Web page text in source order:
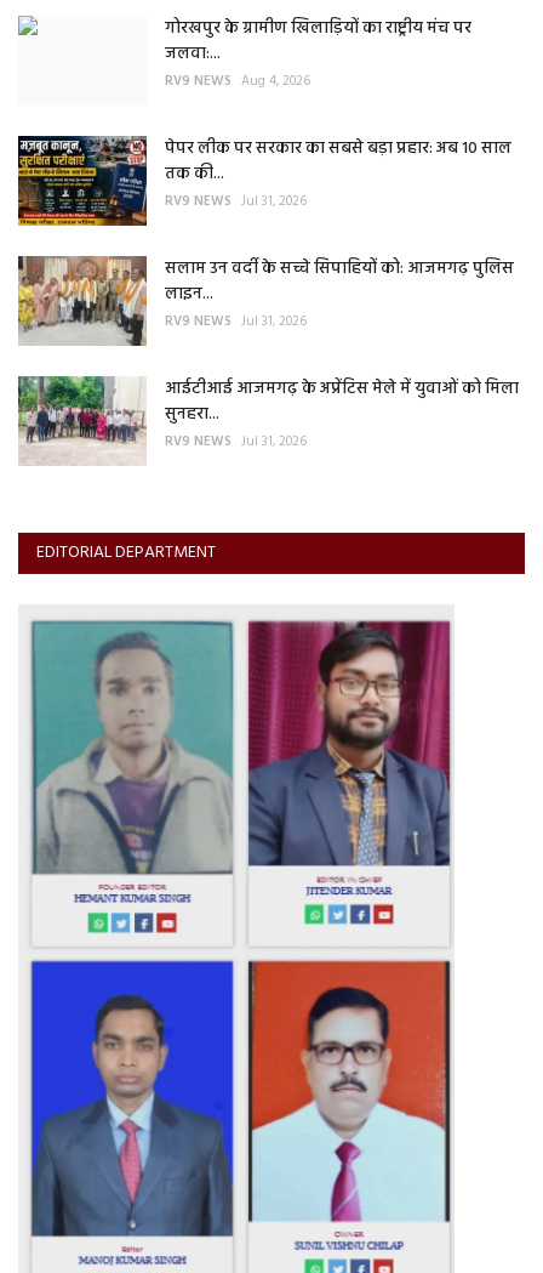
गोरखपुर के ग्रामीण खिलाड़ियों का राष्ट्रीय मंच पर
जलवा:...
RV9 NEWS Aug 4, 2026
पेपर लीक पर सरकार का सबसे बड़ा प्रहार: अब 10 साल
तक की...
RV9 NEWS Jul 31, 2026
सलाम उन वर्दी के सच्चे सिपाहियों को: आजमगढ़ पुलिस
लाइन...
RV9 NEWS Jul 31, 2026
आईटीआई आजमगढ़ के अप्रेंटिस मेले में युवाओं को मिला
सुनहरा...
RV9 NEWS Jul 31, 2026
EDITORIAL DEPARTMENT